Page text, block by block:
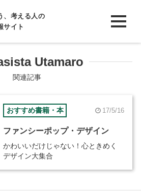
、考える人の
サイト
Utamaro
関連記事
おすすめ書籍・本 17/5/16
ファンシーポップ・デザイン
かわいいだけじゃない！心ときめく
デザイン大集合